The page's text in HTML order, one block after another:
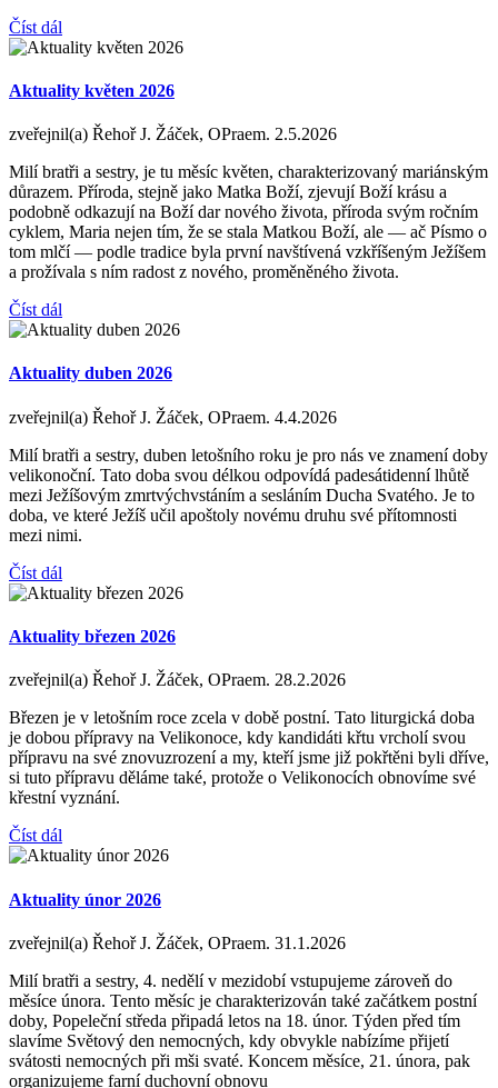
Číst dál
Aktuality květen 2026
zveřejnil(a) Řehoř J. Žáček, OPraem. 2.5.2026
Milí bratři a sestry, je tu měsíc květen, charakterizovaný mariánským
důrazem. Příroda, stejně jako Matka Boží, zjevují Boží krásu a
podobně odkazují na Boží dar nového života, příroda svým ročním
cyklem, Maria nejen tím, že se stala Matkou Boží, ale — ač Písmo o
tom mlčí — podle tradice byla první navštívená vzkříšeným Ježíšem
a prožívala s ním radost z nového, proměněného života.
Číst dál
Aktuality duben 2026
zveřejnil(a) Řehoř J. Žáček, OPraem. 4.4.2026
Milí bratři a sestry, duben letošního roku je pro nás ve znamení doby
velikonoční. Tato doba svou délkou odpovídá padesátidenní lhůtě
mezi Ježíšovým zmrtvýchvstáním a sesláním Ducha Svatého. Je to
doba, ve které Ježíš učil apoštoly novému druhu své přítomnosti
mezi nimi.
Číst dál
Aktuality březen 2026
zveřejnil(a) Řehoř J. Žáček, OPraem. 28.2.2026
Březen je v letošním roce zcela v době postní. Tato liturgická doba
je dobou přípravy na Velikonoce, kdy kandidáti křtu vrcholí svou
přípravu na své znovuzrození a my, kteří jsme již pokřtěni byli dříve,
si tuto přípravu děláme také, protože o Velikonocích obnovíme své
křestní vyznání.
Číst dál
Aktuality únor 2026
zveřejnil(a) Řehoř J. Žáček, OPraem. 31.1.2026
Milí bratři a sestry, 4. nedělí v mezidobí vstupujeme zároveň do
měsíce února. Tento měsíc je charakterizován také začátkem postní
doby, Popeleční středa připadá letos na 18. únor. Týden před tím
slavíme Světový den nemocných, kdy obvykle nabízíme přijetí
svátosti nemocných při mši svaté. Koncem měsíce, 21. února, pak
organizujeme farní duchovní obnovu